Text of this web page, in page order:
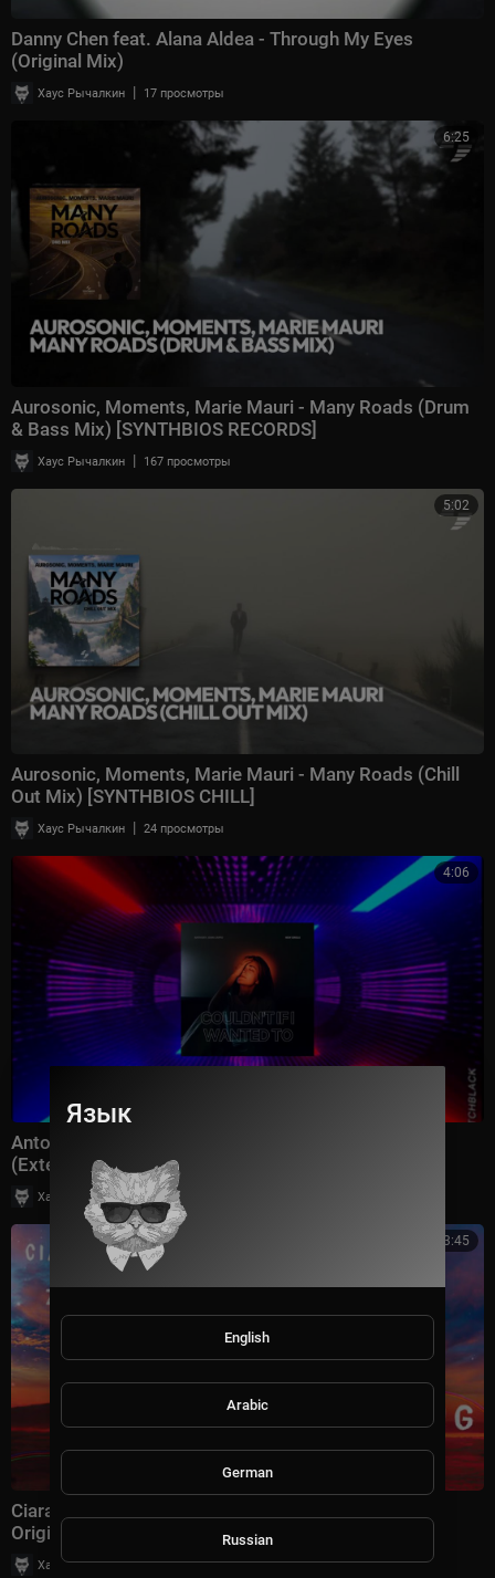
Danny Chen feat. Alana Aldea - Through My Eyes
(Original Mix)
Хаус Рычалкин | 17 просмотры
6:25
Aurosonic, Moments, Marie Mauri - Many Roads (Drum
& Bass Mix) [SYNTHBIOS RECORDS]
Хаус Рычалкин | 167 просмотры
5:02
Aurosonic, Moments, Marie Mauri - Many Roads (Chill
Out Mix) [SYNTHBIOS CHILL]
Хаус Рычалкин | 24 просмотры
4:06
Anton Pallmer Synaptic Space — If I Wanted To
(Extended Mix)
Хаус Рычалкин | 36 просмотры
3:45
Ciaran McAuley Aurosonic Zara Taylor - Finding Me
Original Mix
Хаус Рычалкин | 29 просмотры
Язык
English
Arabic
German
Russian